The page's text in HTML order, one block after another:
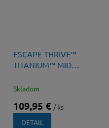
ESCAPE THRIVE™
TITANIUM™ MID
Turistická Obuv
Skladom
109,95 € / ks
DETAIL